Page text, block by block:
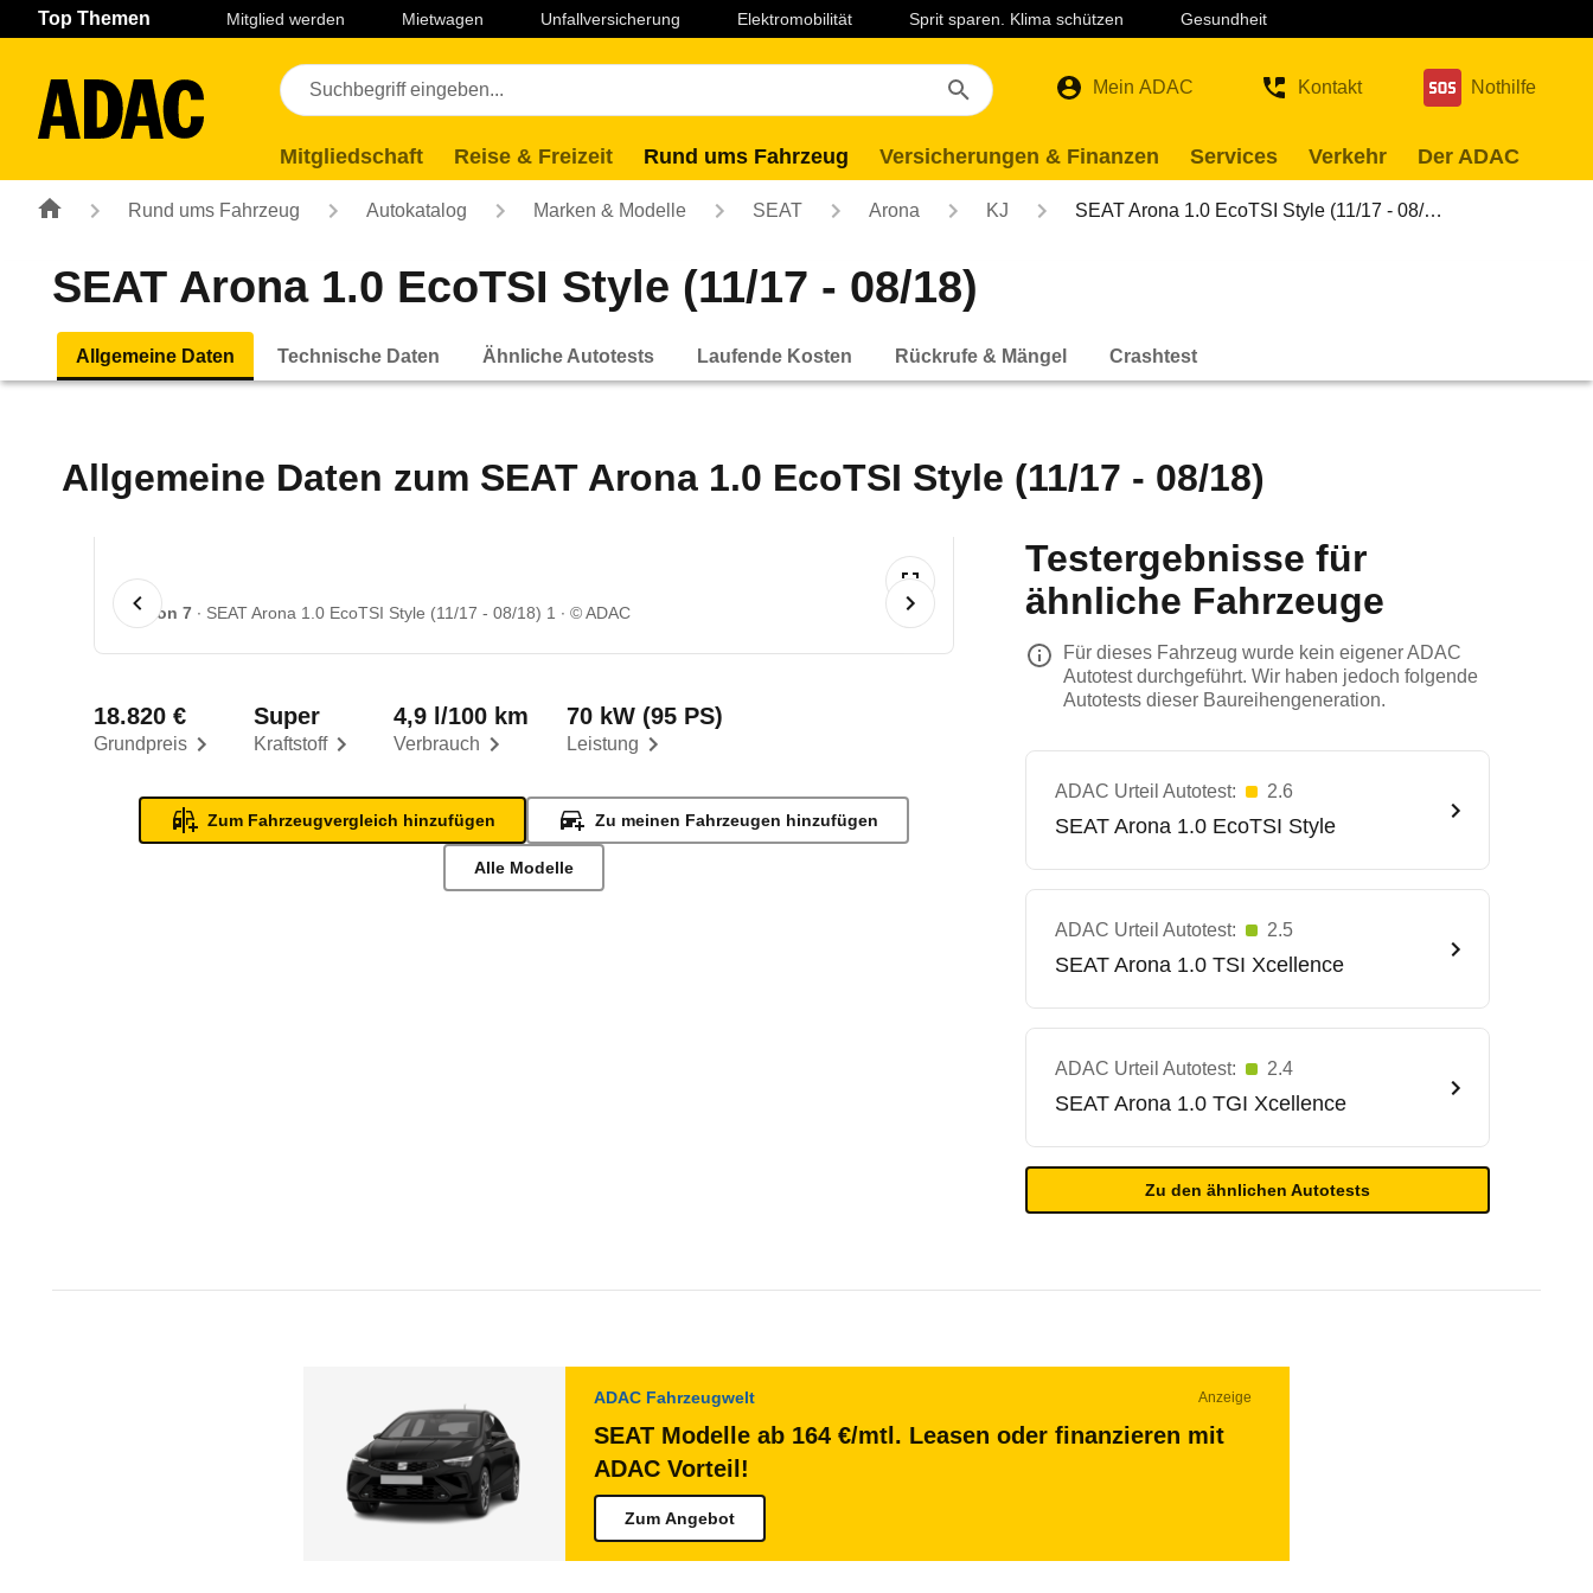
Navigation Seiteninhalt Fußzeile
Top Themen Mitglied werden Mietwagen Unfallversicherung Elektromobilität Sprit sparen. Klima schützen Gesundheit
Mein ADAC Kontakt Nothilfe
Mitgliedschaft Reise & Freizeit Rund ums Fahrzeug Versicherungen & Finanzen Services Verkehr Der ADAC
Rund ums Fahrzeug Autokatalog Marken & Modelle SEAT Arona KJ SEAT Arona 1.0 EcoTSI Style (11/17 - 08/…
SEAT Arona 1.0 EcoTSI Style (11/17 - 08/18)
Allgemeine Daten Technische Daten Ähnliche Autotests Laufende Kosten Rückrufe & Mängel Crashtest
Allgemeine Daten zum SEAT Arona 1.0 EcoTSI Style (11/17 - 08/18)
1 von 7 SEAT Arona 1.0 EcoTSI Style (11/17 - 08/18) 1 © ADAC
Grundpreis
18.820 €
Kraftstoff
Super
Verbrauch
4,9 l/100 km
Leistung
70 kW (95 PS)
Zum Fahrzeugvergleich hinzufügen Zu meinen Fahrzeugen hinzufügen
Alle Modelle
Testergebnisse für
ähnliche Fahrzeuge
Für dieses Fahrzeug wurde kein eigener ADAC
Autotest durchgeführt. Wir haben jedoch folgende
Autotests dieser Baureihengeneration.
ADAC Urteil Autotest: 2.6
SEAT Arona 1.0 EcoTSI Style
ADAC Urteil Autotest: 2.5
SEAT Arona 1.0 TSI Xcellence
ADAC Urteil Autotest: 2.4
SEAT Arona 1.0 TGI Xcellence
Zu den ähnlichen Autotests
ADAC Fahrzeugwelt Anzeige
SEAT Modelle ab 164 €/mtl. Leasen oder finanzieren mit
ADAC Vorteil!
Zum Angebot